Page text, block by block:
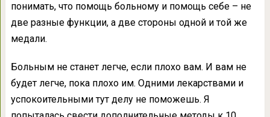
понимать, что помощь больному и помощь себе – не
две разные функции, а две стороны одной и той же
медали.
Больным не станет легче, если плохо вам. И вам не
будет легче, пока плохо им. Одними лекарствами и
успокоительными тут делу не поможешь. Я